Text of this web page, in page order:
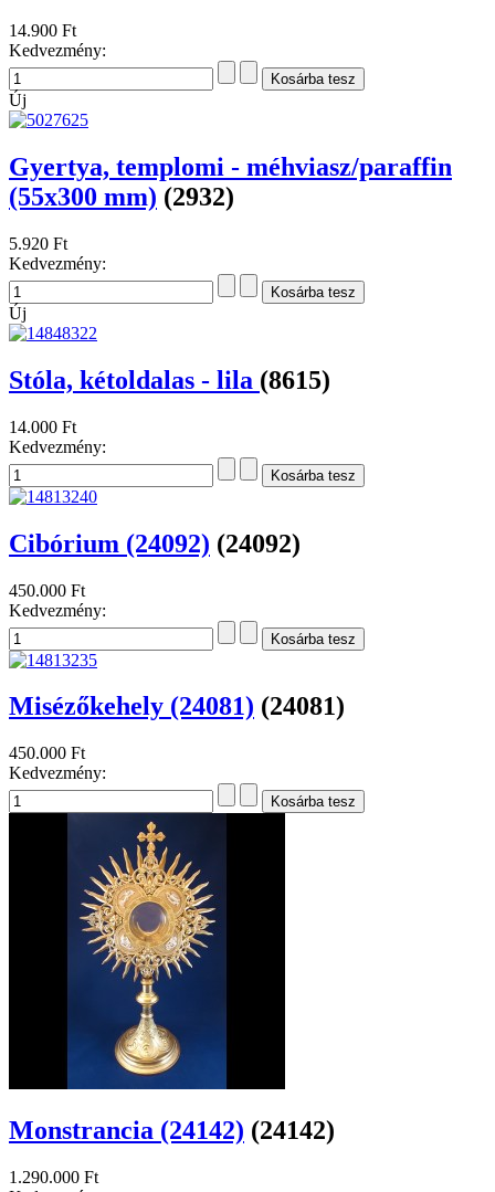
14.900 Ft
Kedvezmény:
Új
Gyertya, templomi - méhviasz/paraffin
(55x300 mm) (2932)
5.920 Ft
Kedvezmény:
Új
Stóla, kétoldalas - lila (8615)
14.000 Ft
Kedvezmény:
Cibórium (24092) (24092)
450.000 Ft
Kedvezmény:
Misézőkehely (24081) (24081)
450.000 Ft
Kedvezmény:
Monstrancia (24142) (24142)
1.290.000 Ft